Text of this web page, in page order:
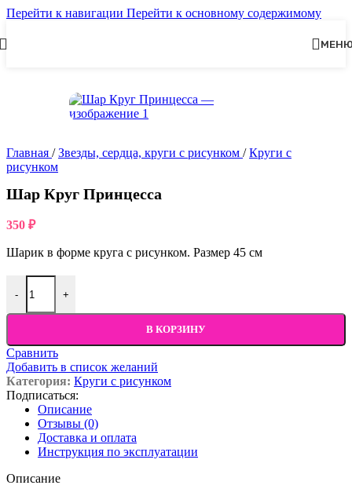
Перейти к навигации Перейти к основному содержимому
Главная / Звезды, сердца, круги с рисунком / Круги с
рисунком
Шар Круг Принцесса
350 ₽
Шарик в форме круга с рисунком. Размер 45 см
- +
В КОРЗИНУ
Сравнить
Добавить в список желаний
Категория: Круги с рисунком
Подписаться:
Описание
Отзывы (0)
Доставка и оплата
Инструкция по эксплуатации
Описание